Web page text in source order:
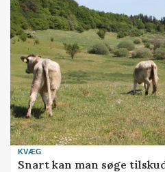
KVÆG
Snart kan man søge